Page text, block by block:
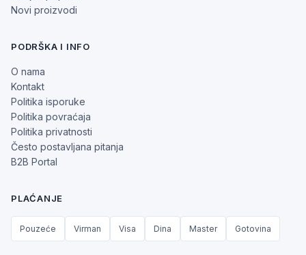
Novi proizvodi
PODRŠKA I INFO
O nama
Kontakt
Politika isporuke
Politika povraćaja
Politika privatnosti
Često postavljana pitanja
B2B Portal
PLAĆANJE
Pouzeće Virman Visa Dina Master Gotovina